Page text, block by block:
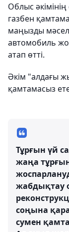
Облыс
газбен
маңызды
автомобиль
атап өтті.
Әкім "алдағы
қамтамасыз
Тұрғын үй
жаңа
жабдықтау
соңына
сумен